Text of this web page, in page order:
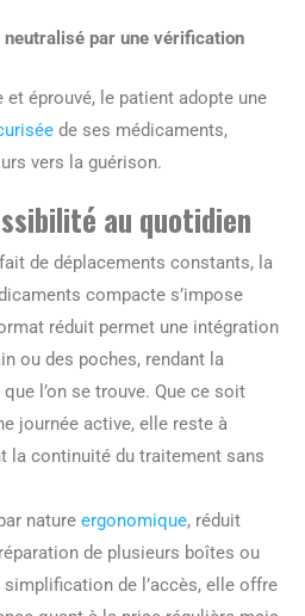
par une vérification
éprouvé, le patient adopte une
de ses médicaments,
vers la guérison.
au quotidien
de déplacements constants, la
compacte s’impose
réduit permet une intégration
ou des poches, rendant la
l’on se trouve. Que ce soit
journée active, elle reste à
la continuité du traitement sans
nature ergonomique, réduit
de plusieurs boîtes ou
de l’accès, elle offre